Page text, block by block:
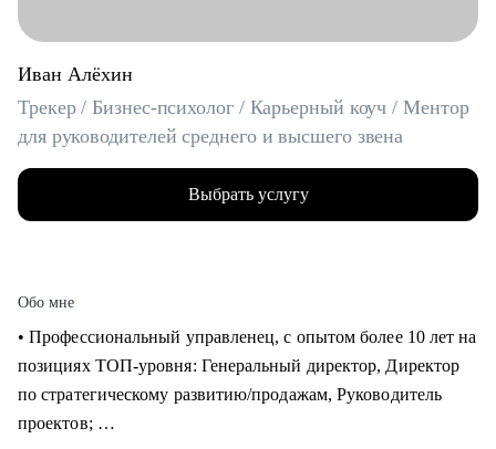
Иван Алёхин
Трекер / Бизнес-психолог / Карьерный коуч / Ментор
для руководителей среднего и высшего звена
Выбрать услугу
Обо мне
• Профессиональный управленец, с опытом более 10 лет на
позициях ТОП-уровня: Генеральный директор, Директор
по стратегическому развитию/продажам, Руководитель
проектов;